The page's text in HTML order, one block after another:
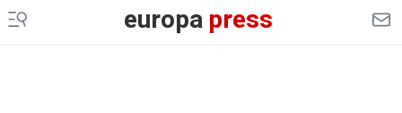
europapress